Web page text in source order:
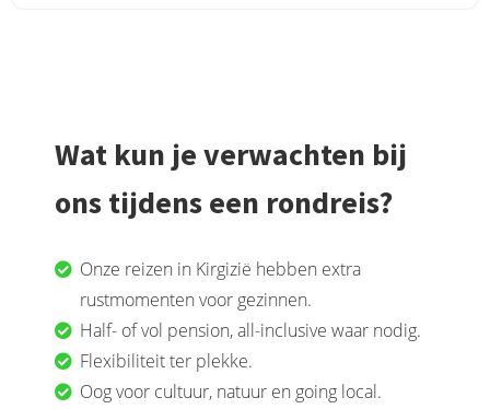
Wat kun je verwachten bij
ons tijdens een rondreis?
Onze reizen in Kirgizië hebben extra
rustmomenten voor gezinnen.
Half- of vol pension, all-inclusive waar nodig.
Flexibiliteit ter plekke.
Oog voor cultuur, natuur en going local.